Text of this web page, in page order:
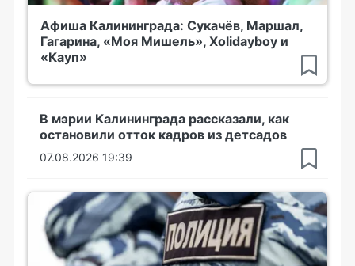
Афиша Калининграда: Сукачёв, Маршал,
Гагарина, «Моя Мишель», Xolidayboy и
«Кауп»
В мэрии Калининграда рассказали, как
остановили отток кадров из детсадов
07.08.2026 19:39